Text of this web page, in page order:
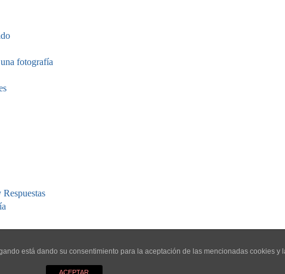
fotografía
Respuestas
está dando su consentimiento para la aceptación de las mencionadas cookies y
ACEPTAR